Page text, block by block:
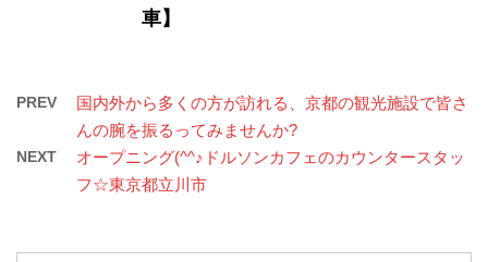
車】
PREV
国内外から多くの方が訪れる、京都の観光施設で皆さ
んの腕を振るってみませんか?
NEXT
オープニング(^^♪ドルソンカフェのカウンタースタッ
フ☆東京都立川市